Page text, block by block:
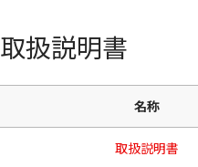
取扱説明書
名称
取扱説明書